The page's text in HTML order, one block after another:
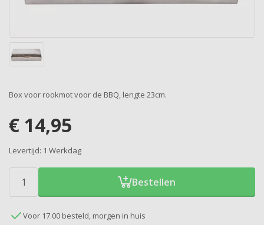
Box voor rookmot voor de BBQ, lengte 23cm.
€ 14,95
Levertijd: 1 Werkdag
Bestellen
Voor 17.00 besteld, morgen in huis